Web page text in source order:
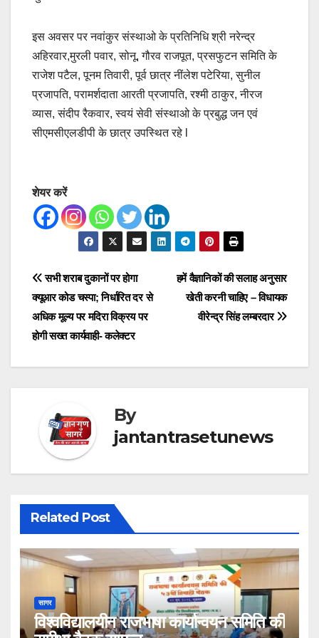
इस अवसर पर नवांकुर संस्थाओ के प्रतिनिधि श्री नरेन्द्र
अहिरवार,मुरली पवार, सोनू, गौरव राजपूत, प्रसफुटन समिति के
राजेश पटैल, पूनम तिवारी, पूर्व छात्र नींलेश पटेरिया, सुनील
प्रजापति, परामर्शदाता आरती प्रजापति, रश्मी ठाकुर, नीरज
व्यास, संदीप रैकवार, स्वयं सेवी संस्थाओ के प्रबुद्ध जन एवं
सीएमसीएलडीपी के छात्र उपस्थित रहे l
शेयर करें
Post
navigation
हमें वैज्ञानिकों की सलाह अनुसार
खेती करनी चाहिए – विधायक
वीरेन्द्र सिंह लम्बरदार
सभी शराब दुकानों पर होगा
क्यूआर कोड चस्पा; निर्धारित दर से
अधिक मूल्य पर मदिरा विक्रय पर
होगी सख्त कार्यवाही- कलेक्टर
By
jantantrasetunews
Related Post
सागर
विश्वविद्यालयीन राजभाषा कार्यान्वयन समिति की